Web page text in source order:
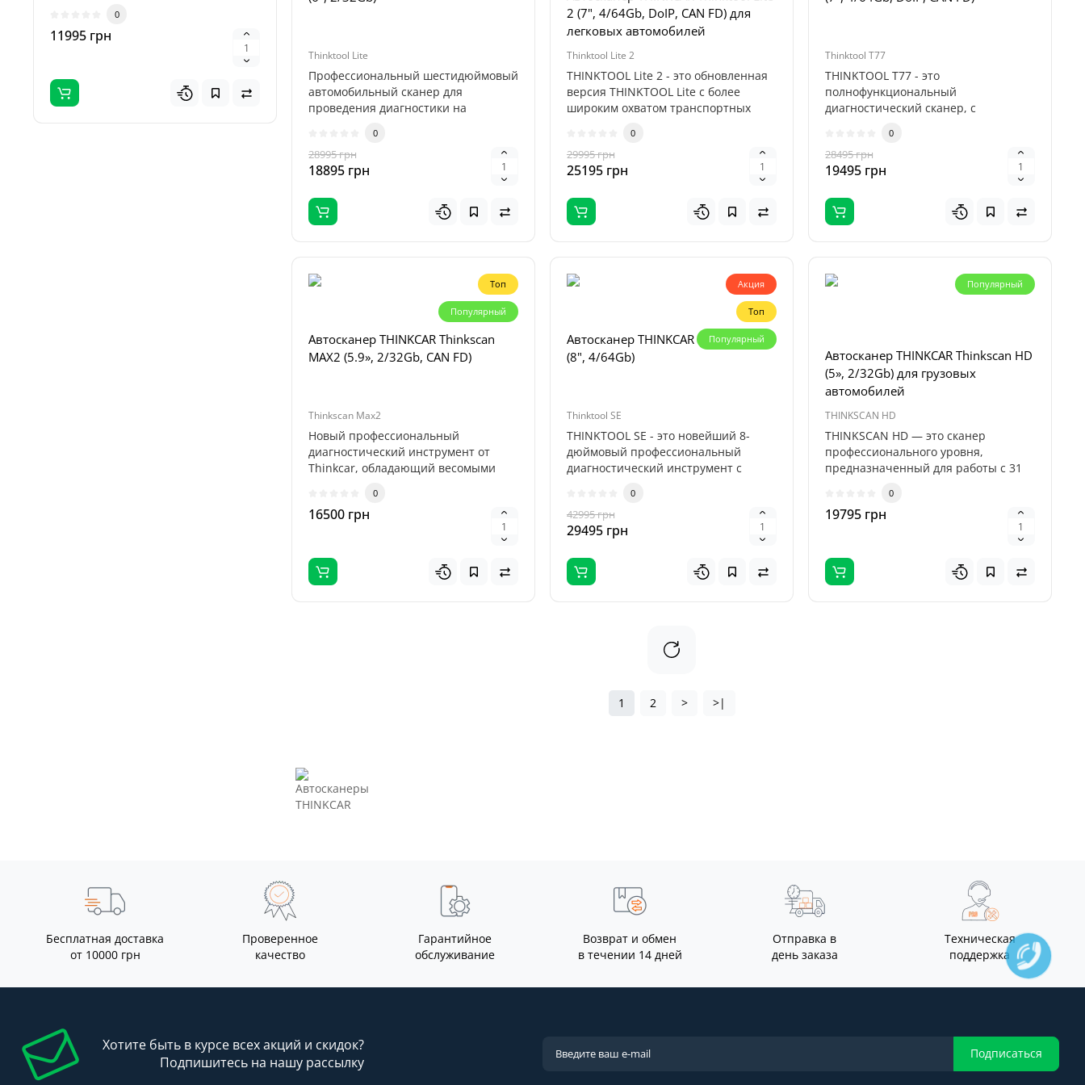
0
11995 грн
..
0
3800 грн
Thinktool Lite
Профессиональный шестидюймовый
автомобильный сканер для
проведения диагностики на
0
28995 грн
18895 грн
2 (7", 4/64Gb, DoIP, CAN FD) для
легковых автомобилей
Thinktool Lite 2
THINKTOOL Lite 2 - это обновленная
версия THINKTOOL Lite с более
широким охватом транспортных
0
29995 грн
25195 грн
Thinktool T77
THINKTOOL T77 - это
полнофункциональный
диагностический сканер, с
автомобилей..
0
28495 грн
19495 грн
Топ
Популярный
Автосканер THINKCAR Thinkscan
MAX2 (5.9», 2/32Gb, CAN FD)
Thinkscan Max2
Новый профессиональный
диагностический инструмент от
Thinkcar, обладающий весомыми
0
16500 грн
Акция
Топ
Популярный
Автосканер THINKCAR Thinktool SE
(8", 4/64Gb)
Thinktool SE
THINKTOOL SE - это новейший 8-
дюймовый профессиональный
диагностический инструмент с
0
42995 грн
29495 грн
Популярный
Автосканер THINKCAR Thinkscan HD
(5», 2/32Gb) для грузовых
автомобилей
THINKSCAN HD
THINKSCAN HD — это сканер
профессионального уровня,
предназначенный для работы с 31
0
19795 грн
1 2 > >|
Бесплатная доставка
от 10000 грн
Проверенное
качество
Гарантийное
обслуживание
Возврат и обмен
в течении 14 дней
Отправка в
день заказа
Техническая
поддержка
Хотите быть в курсе всех акций и скидок?
Подпишитесь на нашу рассылку
Подписаться